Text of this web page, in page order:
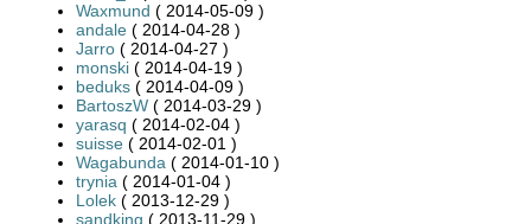
Waxmund ( 2014-05-09 )
andale ( 2014-04-28 )
Jarro ( 2014-04-27 )
monski ( 2014-04-19 )
beduks ( 2014-04-09 )
BartoszW ( 2014-03-29 )
yarasq ( 2014-02-04 )
suisse ( 2014-02-01 )
Wagabunda ( 2014-01-10 )
trynia ( 2014-01-04 )
Lolek ( 2013-12-29 )
sandking ( 2013-11-29 )